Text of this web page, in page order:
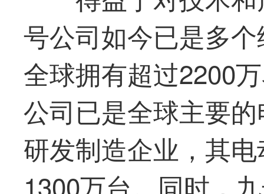
号公司如今已是多
全球拥有超过2200
公司已是全球主要
研发制造企业，其
1300万台。同时，